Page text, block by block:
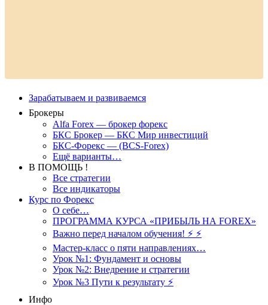
Зарабатываем и развиваемся
Брокеры
Alfa Forex — брокер форекс
БКС Брокер — БКС Мир инвестиций
БКС-Форекс — (BCS-Forex)
Ещё варианты…
В ПОМОЩЬ !
Все стратегии
Все индикаторы
Курс по Форекс
О себе…
ПРОГРАММА КУРСА «ПРИБЫЛЬ НА FOREX»
Важно перед началом обучения! ⚡ ⚡
Мастер-класс о пяти направлениях…
Урок №1: Фундамент и основы
Урок №2: Внедрение и стратегии
Урок №3 Пути к результату ⚡️
Инфо